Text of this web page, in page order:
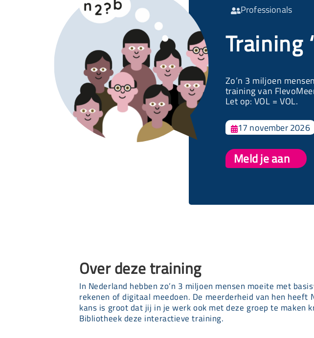
Professionals
Training
Zo’n 3 miljoen
training van
Let op: VOL = VOL.
17 november 2026
Meld je aan
Over deze training
In Nederland hebben zo’n 3 miljoen mensen moeite met
rekenen of digitaal meedoen. De meerderheid van hen heeft
kans is groot dat jij in je werk ook met deze groep te maken
Bibliotheek deze interactieve training.